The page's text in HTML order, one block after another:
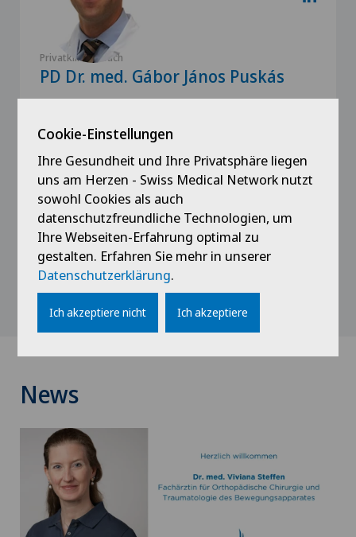
Privatklinik Obach
PD Dr. med. Gábor János Puskás
Orthopädische Chirurgie,
Schulterchirurgie,
Mehr anzeigen
Profil ansehen
News
Cookie-Einstellungen
Ihre Gesundheit und Ihre Privatsphäre liegen
uns am Herzen - Swiss Medical Network nutzt
sowohl Cookies als auch
datenschutzfreundliche Technologien, um
Ihre Webseiten-Erfahrung optimal zu
gestalten. Erfahren Sie mehr in unserer
Datenschutzerklärung.
Ich akzeptiere nicht Ich akzeptiere